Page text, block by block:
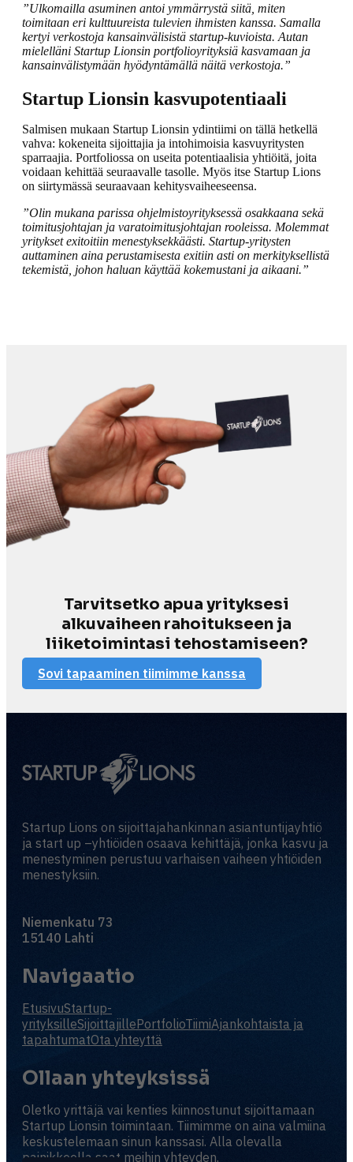
”Ulkomailla asuminen antoi ymmärrystä siitä, miten
toimitaan eri kulttuureista tulevien ihmisten kanssa. Samalla
kertyi verkostoja kansainvälisistä startup-kuvioista. Autan
mielelläni Startup Lionsin portfolioyrityksiä kasvamaan ja
kansainvälistymään hyödyntämällä näitä verkostoja.”
Startup Lionsin kasvupotentiaali
Salmisen mukaan Startup Lionsin ydintiimi on tällä hetkellä
vahva: kokeneita sijoittajia ja intohimoisia kasvuyritysten
sparraajia. Portfoliossa on useita potentiaalisia yhtiöitä, joita
voidaan kehittää seuraavalle tasolle. Myös itse Startup Lions
on siirtymässä seuraavaan kehitysvaiheeseensa.
”Olin mukana parissa ohjelmistoyrityksessä osakkaana sekä
toimitusjohtajan ja varatoimitusjohtajan rooleissa. Molemmat
yritykset exitoitiin menestyksekkäästi. Startup-yritysten
auttaminen aina perustamisesta exitiin asti on merkityksellistä
tekemistä, johon haluan käyttää kokemustani ja aikaani.”
Tarvitsetko apua yrityksesi
alkuvaiheen rahoitukseen ja
liiketoimintasi tehostamiseen?
Sovi tapaaminen tiimimme kanssa
Startup Lions on sijoittajahankinnan asiantuntijayhtiö
ja start up –yhtiöiden osaava kehittäjä, jonka kasvu ja
menestyminen perustuu varhaisen vaiheen yhtiöiden
menestyksiin.
Niemenkatu 73
15140 Lahti
Navigaatio
EtusivuStartup-
yrityksilleSijoittajillePortfolioTiimiAjankohtaista ja
tapahtumatOta yhteyttä
Ollaan yhteyksissä
Oletko yrittäjä vai kenties kiinnostunut sijoittamaan
Startup Lionsin toimintaan. Tiimimme on aina valmiina
keskustelemaan sinun kanssasi. Alla olevalla
painikkeella saat meihin yhteyden.